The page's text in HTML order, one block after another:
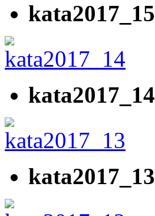
kata2017_15
kata2017_14
kata2017_13